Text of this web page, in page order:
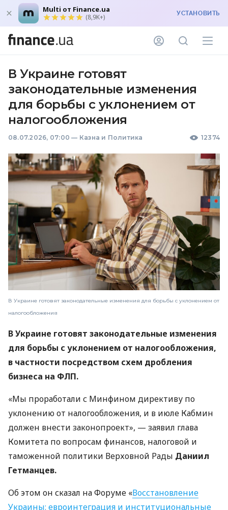
Multi от Finance.ua
(8,9K+) УСТАНОВИТЬ
В Украине готовят
законодательные изменения
для борьбы с уклонением от
налогообложения
08.07.2026, 07:00 — Казна и Политика 12374
В Украине готовят законодательные изменения для борьбы с уклонением от
налогообложения
В Украине готовят законодательные изменения
для борьбы с уклонением от налогообложения,
в частности посредством схем дробления
бизнеса на ФЛП.
«Мы проработали с Минфином директиву по
уклонению от налогообложения, и в июле Кабмин
должен внести законопроект», — заявил глава
Комитета по вопросам финансов, налоговой и
таможенной политики Верховной Рады Даниил
Гетманцев.
Об этом он сказал на Форуме «Восстановление
Украины: евроинтеграция и институциональные